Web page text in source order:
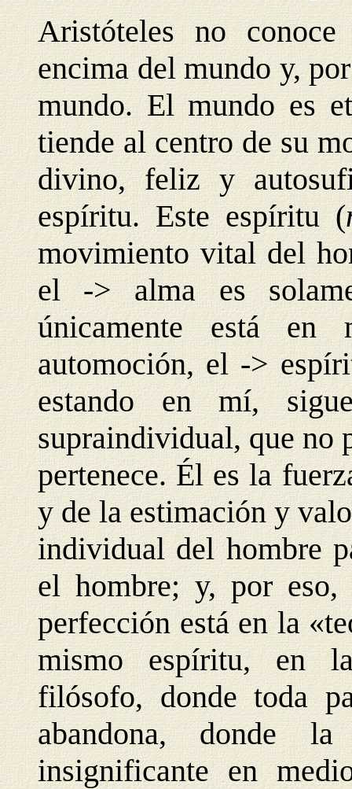
Aristóteles no
encima del mundo y,
mundo. El mundo es
tiende al centro de su
divino, feliz y
espíritu. Este espíritu (
movimiento vital del
el -> alma es
únicamente está
automoción, el ->
estando en mí,
supraindividual, que no
pertenece. Él es la
y de la estimación y
individual del hombre
el hombre; y, por
perfección está en la
mismo espíritu, en
filósofo, donde toda
abandona, donde
insignificante en